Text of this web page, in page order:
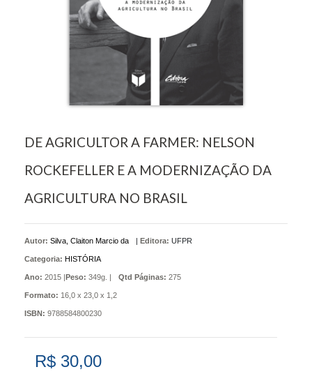
DE AGRICULTOR A FARMER: NELSON
ROCKEFELLER E A MODERNIZAÇÃO DA
AGRICULTURA NO BRASIL
Autor: Silva, Claiton Marcio da | Editora: UFPR
Categoria: HISTÓRIA
Ano: 2015 |Peso: 349g. | Qtd Páginas: 275
Formato: 16,0 x 23,0 x 1,2
ISBN: 9788584800230
R$ 30,00